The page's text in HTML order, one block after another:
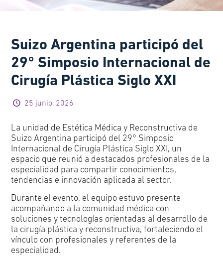
Suizo Argentina participó del
29° Simposio Internacional de
Cirugía Plástica Siglo XXI
25 junio, 2026
La unidad de Estética Médica y Reconstructiva de
Suizo Argentina participó del 29° Simposio
Internacional de Cirugía Plástica Siglo XXI, un
espacio que reunió a destacados profesionales de la
especialidad para compartir conocimientos,
tendencias e innovación aplicada al sector.
Durante el evento, el equipo estuvo presente
acompañando a la comunidad médica con
soluciones y tecnologías orientadas al desarrollo de
la cirugía plástica y reconstructiva, fortaleciendo el
vínculo con profesionales y referentes de la
especialidad.